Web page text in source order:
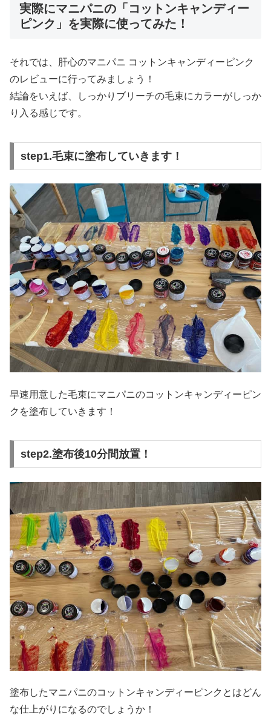
実際にマニパニの「コットンキャンディー
ピンク」を実際に使ってみた！
それでは、肝心のマニパニ コットンキャンディーピンク
のレビューに行ってみましょう！
結論をいえば、しっかりブリーチの毛束にカラーがしっか
り入る感じです。
step1.毛束に塗布していきます！
早速用意した毛束にマニパニのコットンキャンディーピン
クを塗布していきます！
step2.塗布後10分間放置！
塗布したマニパニのコットンキャンディーピンクとはどん
な仕上がりになるのでしょうか！